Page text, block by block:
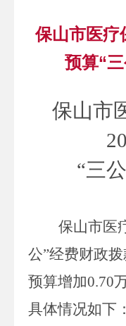
保山市医疗
预算“
保山市
“三
保山市医
公”经费财政
预算增加0.70
具体情况如下：